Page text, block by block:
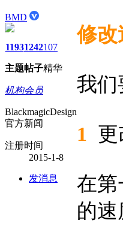
BMD
1193
主题
1242
帖子
107
精华
机构会员
BlackmagicDesign
官方新闻
注册时间
2015-1-8
发消息
修改
我们
1 更
在第
的速